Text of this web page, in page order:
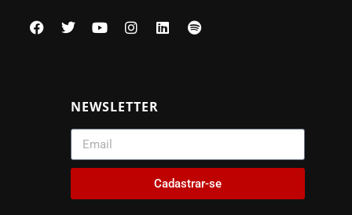
NEWSLETTER
Cadastrar-se